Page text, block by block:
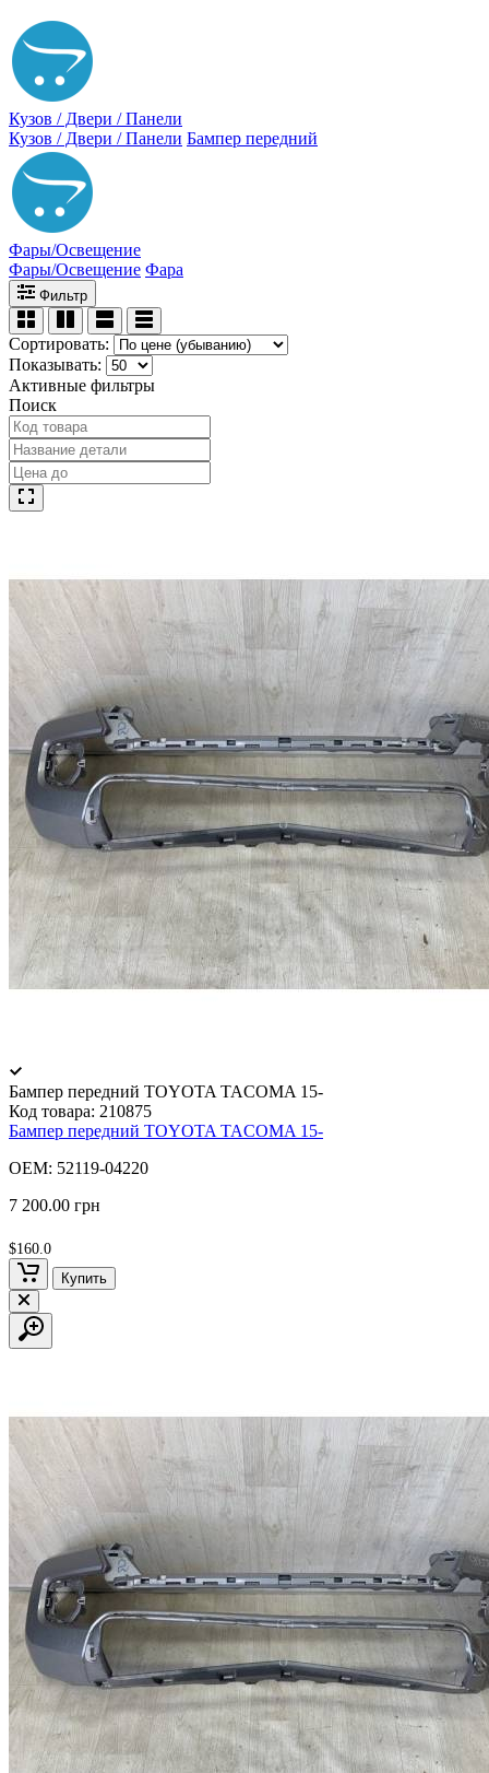
Кузов / Двери / Панели
Кузов / Двери / Панели Бампер передний
Фары/Освещение
Фары/Освещение Фара
Фильтр
Сортировать:
Показывать:
Активные фильтры
Поиск
Бампер передний TOYOTA TACOMA 15-
Код товара: 210875
Бампер передний TOYOTA TACOMA 15-
OEM: 52119-04220
7 200.00 грн
$160.0
Купить